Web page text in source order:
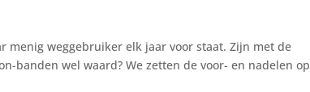
menig weggebruiker elk jaar voor staat. Zijn met de
banden wel waard? We zetten de voor- en nadelen op